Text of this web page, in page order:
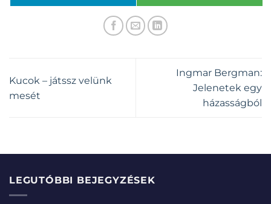
Kucok – játssz velünk
mesét
Ingmar Bergman:
Jelenetek egy
házasságból
LEGUTÓBBI BEJEGYZÉSEK